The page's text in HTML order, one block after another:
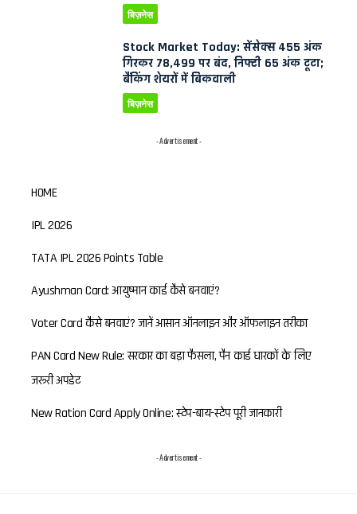
बिज़नेस
Stock Market Today: सेंसेक्स 455 अंक
गिरकर 78,499 पर बंद, निफ्टी 65 अंक टूटा;
बैंकिंग शेयरों में बिकवाली
बिज़नेस
- Advertisement -
HOME
IPL 2026
TATA IPL 2026 Points Table
Ayushman Card: आयुष्मान कार्ड कैसे बनवाएं?
Voter Card कैसे बनवाएं? जानें आसान ऑनलाइन और ऑफलाइन तरीका
PAN Card New Rule: सरकार का बड़ा फैसला, पैन कार्ड धारकों के लिए
जरूरी अपडेट
New Ration Card Apply Online: स्टेप-बाय-स्टेप पूरी जानकारी
- Advertisement -